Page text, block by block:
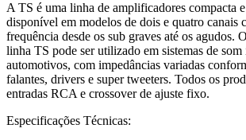
A TS é uma linha de amplificadores compacta
disponível em modelos de dois e quatro canais
frequência desde os sub graves até os agudos.
linha TS pode ser utilizado em sistemas de
automotivos, com impedâncias variadas
falantes, drivers e super tweeters. Todos os
entradas RCA e crossover de ajuste fixo.
Especificações Técnicas: